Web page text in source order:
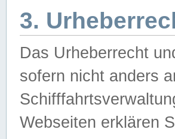
3.
Das Urheberrecht
sofern nicht anders
Webseiten erklären